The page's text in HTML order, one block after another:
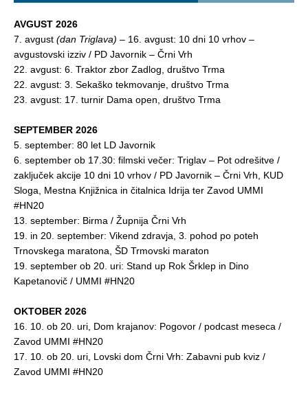
AVGUST 2026
7. avgust (dan Triglava) – 16. avgust: 10 dni 10 vrhov –
avgustovski izziv / PD Javornik – Črni Vrh
22. avgust: 6. Traktor zbor Zadlog, društvo Trma
22. avgust: 3. Sekaško tekmovanje, društvo Trma
23. avgust: 17. turnir Dama open, društvo Trma
SEPTEMBER 2026
5. september: 80 let LD Javornik
6. september ob 17.30: filmski večer: Triglav – Pot odrešitve /
zaključek akcije 10 dni 10 vrhov / PD Javornik – Črni Vrh, KUD
Sloga, Mestna Knjižnica in čitalnica Idrija ter Zavod UMMI
#HN20
13. september: Birma / Župnija Črni Vrh
19. in 20. september: Vikend zdravja, 3. pohod po poteh
Trnovskega maratona, ŠD Trmovski maraton
19. september ob 20. uri: Stand up Rok Šrklep in Dino
Kapetanovič / UMMI #HN20
OKTOBER 2026
16. 10. ob 20. uri, Dom krajanov: Pogovor / podcast meseca /
Zavod UMMI #HN20
17. 10. ob 20. uri, Lovski dom Črni Vrh: Zabavni pub kviz /
Zavod UMMI #HN20